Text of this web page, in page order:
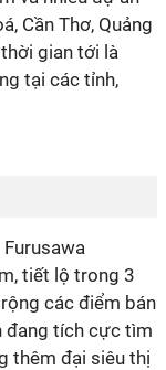
Cần Thơ, Quảng
gian tới là
tại các tỉnh,
Furusawa
tiết lộ trong 3
các điểm bán
đang tích cực tìm
thêm đại siêu thị